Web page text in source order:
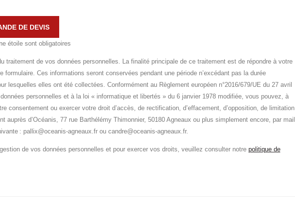
DE DEVIS
étoile sont obligatoires
traitement de vos données personnelles. La finalité principale de ce traitement est de répondre à votre
formulaire. Ces informations seront conservées pendant une période n’excédant pas la durée
lesquelles elles ont été collectées. Conformément au Règlement européen n°2016/679/UE du 27 avril
personnelles et à la loi « informatique et libertés » du 6 janvier 1978 modifiée, vous pouvez, à
consentement ou exercer votre droit d’accès, de rectification, d’effacement, d’opposition, de limitation
auprès d’Océanis, 77 rue Barthélémy Thimonnier, 50180 Agneaux ou plus simplement encore, par mail
: pallix@oceanis-agneaux.fr ou candre@oceanis-agneaux.fr.
de vos données personnelles et pour exercer vos droits, veuillez consulter notre politique de